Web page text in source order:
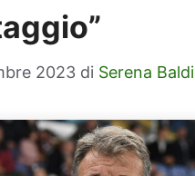
2023 di Serena Baldi